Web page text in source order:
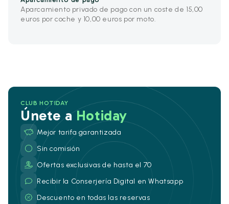
Aparcamiento privado de pago con un coste de 15,00
euros por coche y 10,00 euros por moto.
CLUB HOTIDAY
Únete aHotiday
Mejor tarifa garantizada
Sin comisión
Ofertas exclusivas de hasta el 70
Recibir la Conserjería Digital en Whatsapp
Descuento en todas las reservas